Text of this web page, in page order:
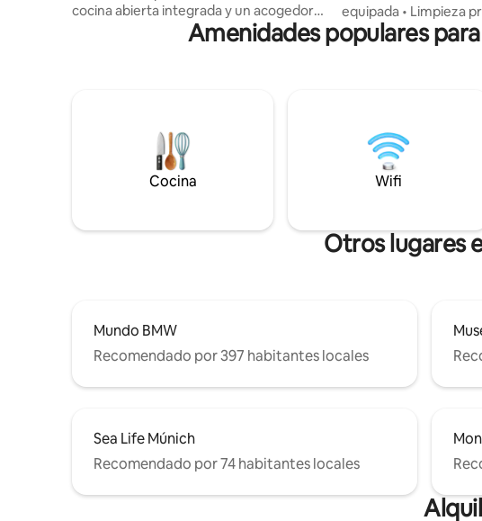
cocina abierta integrada y un acogedor
comedor con un banco de esquina y una
gran mesa. Adyacente hay una amplia
cómoda cama tamaño king. Ambas
habitaciones tienen amplios armarios. La
enorme ventana y la terraza de la azotea
orientada al oeste ofrecen vistas a los
invitan a soñar. El departamento es
de cien años. Tanto el baño con
calefacción por suelo radiante, una lujosa
bañera de esquina y una ducha separada,
así como el inodoro de invitados con
céntrica, con la mayoría de las tiendas y
muchos restaurantes a pocos pasos. Lo
mismo se aplica al transporte público
(autobús a 2 minutos, metro a 4 minutos,
equipada • Limpieza
periódica • Servicios
compartida • Acceso
estándar de 63 pasos
limpia" antes de tu
anticipado y el check-
hora establecida
Amenidades populares
Cocina Wifi
Otros lugares
Mundo BMW
Recomendado por 397 habitantes locales
Sea Life Múnich
Recomendado por 74 habitantes locales